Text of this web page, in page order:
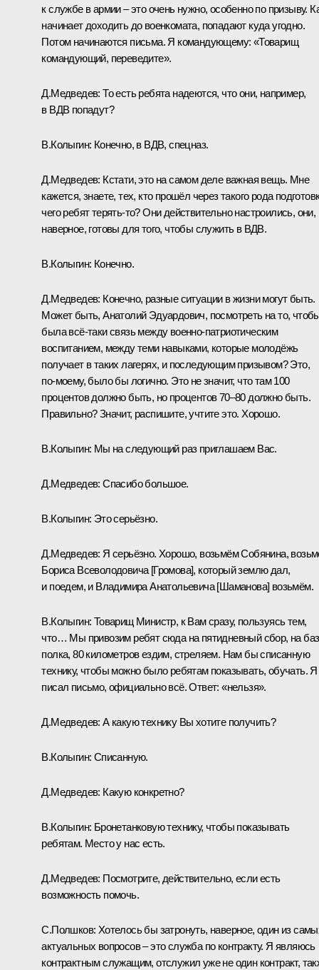
к службе в армии – это очень нужно, особенно по призыву.
начинает доходить до военкомата, попадают куда угодно.
Потом начинаются письма. Я командующему: «Товарищ
командующий, переведите».
Д.Медведев: То есть ребята надеются, что они, например,
в ВДВ попадут?
В.Колыгин: Конечно, в ВДВ, спецназ.
Д.Медведев: Кстати, это на самом деле важная вещь. Мне
кажется, знаете, тех, кто прошёл через такого рода
чего ребят терять‑то? Они действительно настроились, они,
наверное, готовы для того, чтобы служить в ВДВ.
В.Колыгин: Конечно.
Д.Медведев: Конечно, разные ситуации в жизни могут быть.
Может быть, Анатолий Эдуардович, посмотреть на то,
была всё‑таки связь между военно-патриотическим
воспитанием, между теми навыками, которые молодёжь
получает в таких лагерях, и последующим призывом? Это,
по‑моему, было бы логично. Это не значит, что там 100
процентов должно быть, но процентов 70–80 должно быть.
Правильно? Значит, распишите, учтите это. Хорошо.
В.Колыгин: Мы на следующий раз приглашаем Вас.
Д.Медведев: Спасибо большое.
В.Колыгин: Это серьёзно.
Д.Медведев: Я серьёзно. Хорошо, возьмём Собянина,
Бориса Всеволодовича [Громова], который землю дал,
и поедем, и Владимира Анатольевича [Шаманова] возьмём.
В.Колыгин: Товарищ Министр, к Вам сразу, пользуясь тем,
что… Мы привозим ребят сюда на пятидневный сбор, на
полка, 80 километров ездим, стреляем. Нам бы списанную
технику, чтобы можно было ребятам показывать, обучать. Я
писал письмо, официально всё. Ответ: «нельзя».
Д.Медведев: А какую технику Вы хотите получить?
В.Колыгин: Списанную.
Д.Медведев: Какую конкретно?
В.Колыгин: Бронетанковую технику, чтобы показывать
ребятам. Место у нас есть.
Д.Медведев: Посмотрите, действительно, если есть
возможность помочь.
С.Полшков: Хотелось бы затронуть, наверное, один из
актуальных вопросов – это служба по контракту. Я являюсь
контрактным служащим, отслужил уже не один контракт,